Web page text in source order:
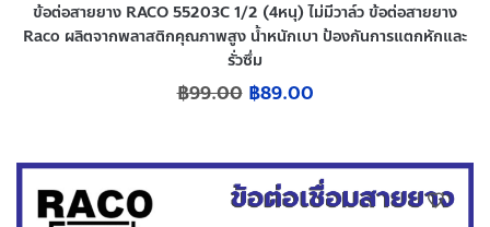
ข้อต่อสายยาง RACO 55203C 1/2 (4หนุ) ไม่มีวาล์ว ข้อต่อสายยาง
Raco ผลิตจากพลาสติกคุณภาพสูง น้ำหนักเบา ป้องกันการแตกหักและ
รั่วซึ่ม
฿99.00 ฿89.00